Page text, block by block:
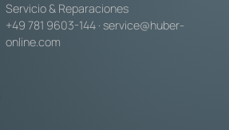
Servicio & Reparaciones
+49 781 9603-144 · service@huber-
online.com